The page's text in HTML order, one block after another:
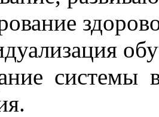
системы